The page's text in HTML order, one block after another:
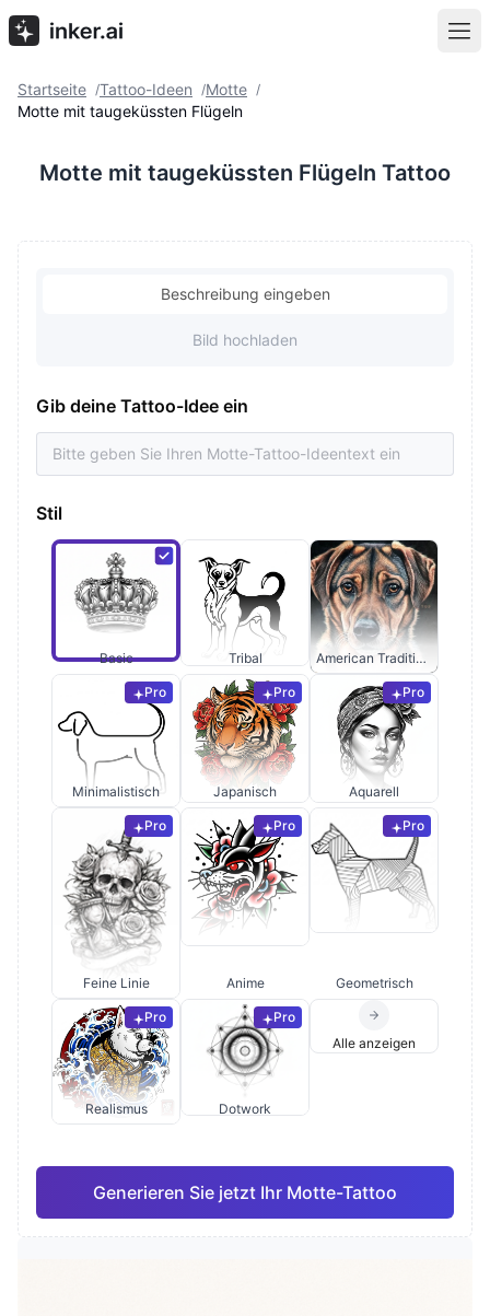
Startseite /Tattoo-Ideen /Motte /
Motte mit taugeküssten Flügeln
Motte mit taugeküssten Flügeln Tattoo
Beschreibung eingeben
Bild hochladen
Gib deine Tattoo-Idee ein
Stil
Basic Tribal American Traditional
Pro
Minimalistisch
Pro
Japanisch
Pro
Aquarell
Pro
Feine Linie
Pro
Anime
Pro
Geometrisch
Pro
Realismus
Pro
Dotwork
Alle anzeigen
Generieren Sie jetzt Ihr Motte-Tattoo